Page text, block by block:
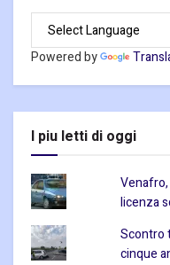
Powered by
I piu letti di oggi
licenza
Scontro
cinque